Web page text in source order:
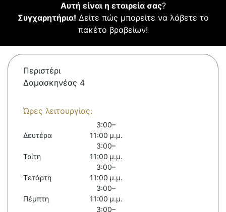
Αυτή είναι η εταιρεία σας?
Συγχαρητήρια! Δείτε πώς μπορείτε να λάβετε το
πακέτο βραβείων!
Περιστέρι
Δαμασκηνέας 4
Ώρες λειτουργίας:
Δευτέρα
3:00–
11:00 μ.μ.
Τρίτη
3:00–
11:00 μ.μ.
Τετάρτη
3:00–
11:00 μ.μ.
Πέμπτη
3:00–
11:00 μ.μ.
3:00–